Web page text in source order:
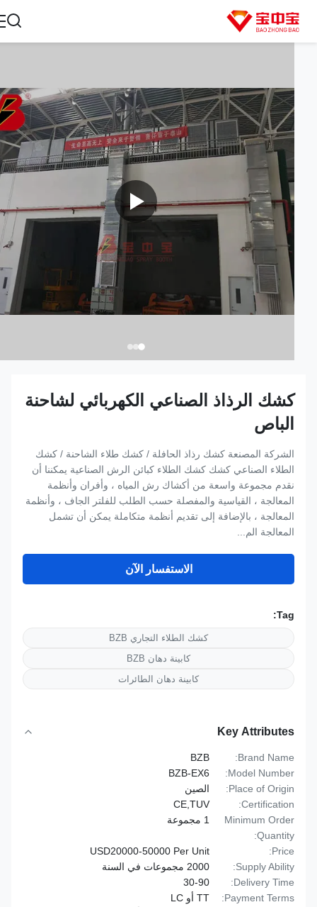
كشك الرذاذ الصناعي الكهربائي لشاحنة
الباص
الشركة المصنعة كشك رذاذ الحافلة / كشك طلاء الشاحنة / كشك
الطلاء الصناعي كشك كشك الطلاء كبائن الرش الصناعية يمكننا أن
نقدم مجموعة واسعة من أكشاك رش المياه ، وأفران وأنظمة
المعالجة ، القياسية والمفصلة حسب الطلب للفلتر الجاف ، وأنظمة
المعالجة ، بالإضافة إلى تقديم أنظمة متكاملة يمكن أن تشمل
المعالجة الم...
الاستفسار الآن
كشك الطلاء التجاري BZB
كابينة دهان BZB
كابينة دهان الطائرات
Key Attributes
Brand Name:
Model Number:
BZB-EX6
Place of Origin:
الصين
Certification:
CE,TUV
Minimum Order
Quantity:
1 مجموعة
USD20000-50000 Per Unit
Supply Ability:
Delivery Time:
30-90
Payment Terms:
TT أو LC